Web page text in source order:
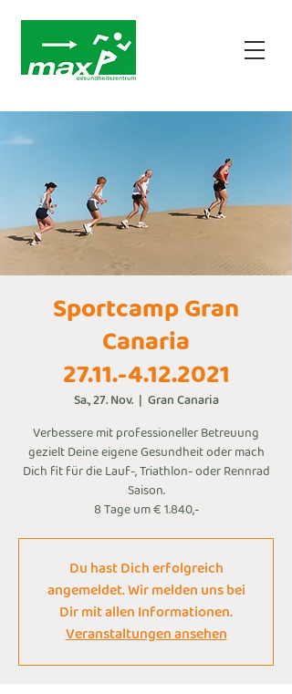
Sportcamp Gran
Canaria
27.11.-4.12.2021
Sa., 27. Nov.
  |
Gran Canaria
Verbessere mit professioneller Betreuung
gezielt Deine eigene Gesundheit oder mach
Dich fit für die Lauf-, Triathlon- oder Rennrad
Saison.
8 Tage um € 1.840,-
Du hast Dich erfolgreich
angemeldet. Wir melden uns bei
Dir mit allen Informationen.
Veranstaltungen ansehen